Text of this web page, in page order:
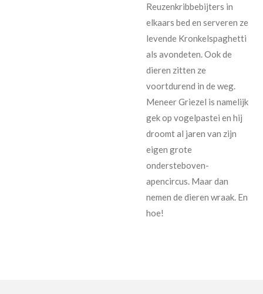
Reuzenkribbebijters in
elkaars bed en serveren ze
levende Kronkelspaghetti
als avondeten. Ook de
dieren zitten ze
voortdurend in de weg.
Meneer Griezel is namelijk
gek op vogelpastei en hij
droomt al jaren van zijn
eigen grote
ondersteboven-
apencircus. Maar dan
nemen de dieren wraak. En
hoe!